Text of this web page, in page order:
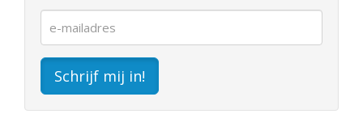
Schrijf mij in!